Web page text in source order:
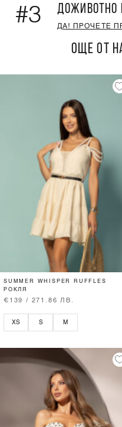
#3 ДОЖИВОТНО
ДА! ПРОЧЕТЕ
ОЩЕ ОТ
SUMMER WHISPER RUFFLES
РОКЛЯ
€139 / 271.86 ЛВ.
XS S M